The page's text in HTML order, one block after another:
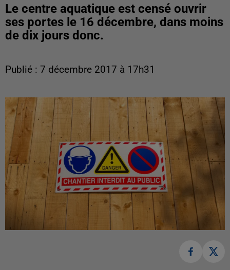
Le centre aquatique est censé ouvrir
ses portes le 16 décembre, dans moins
de dix jours donc.
Publié : 7 décembre 2017 à 17h31